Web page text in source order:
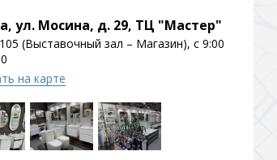
ванной
ул. Мосина, д. 29, ТЦ "Мастер"
(Выставочный зал – Магазин), с 9:00
на карте